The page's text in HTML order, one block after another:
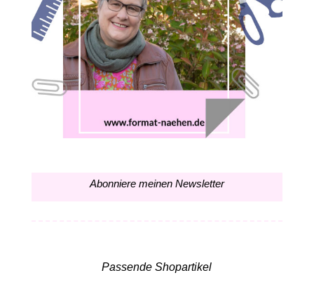
Abonniere meinen Newsletter
Passende Shopartikel